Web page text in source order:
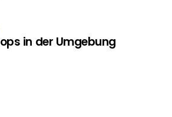
in der Umgebung